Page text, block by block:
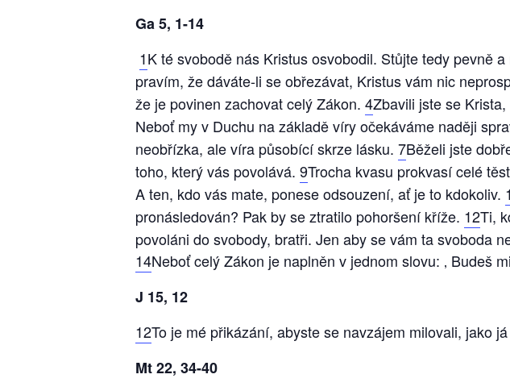
Ga 5, 1-14
1K té svobodě nás Kristus osvobodil. Stůjte tedy pevně
pravím, že dáváte-li se obřezávat, Kristus vám nic
že je povinen zachovat celý Zákon. 4Zbavili jste se
Neboť my v Duchu na základě víry očekáváme naději
neobřízka, ale víra působící skrze lásku. 7Běželi jste
toho, který vás povolává. 9Trocha kvasu prokvasí celé
A ten, kdo vás mate, ponese odsouzení, ať je to kdokoliv.
pronásledován? Pak by se ztratilo pohoršení kříže. 12Ti,
povoláni do svobody, bratři. Jen aby se vám ta svoboda
14Neboť celý Zákon je naplněn v jednom slovu: ‚ Budeš
J 15, 12
12To je mé přikázání, abyste se navzájem milovali, jako
Mt 22, 34-40